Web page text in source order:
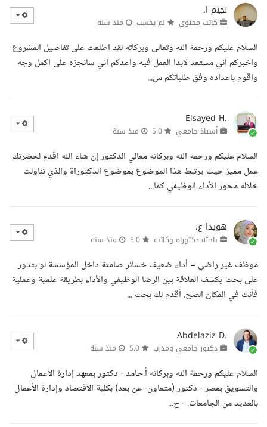
نجيم ا.
كاتب محتوى لم يحسب منذ سنة
السلام عليكم ورحمة الله وتعالى وبركاته لقد اطلعت على تفاصيل المشروع
واخبركم اني مستعد لابدا العمل فيه واعدكم اني سانجزه على اكمل وجه
واقوم باعداده وفق طلباتكم س...
Elsayed H.
أستاذ جامعي منذ سنة
السلام عليكم ورحمه الله وبركاته معالي الدكتور إن شاء الله اقدم لحضرتك
عمل مميز حيث يرتبط هذا الموضوع بموضوع الدكتوراة والذي تناولت
خلاله محور الأداء الوظيفي كما...
هويدا ع.
باحثة دكتوراه وكاتبة منذ سنة
موظف غير راضي = أداء ضعيف خسائر صامتة داخل المؤسسة لو بتدور
على بحث يكشف العلاقة بين الرضا الوظيفي والأداء بطريقة علمية وعملية
فأنت في المكان الصح. أقدم لك بحث ...
Abdelaziz D.
دكتور جامعي ومدرب منذ سنة
السلام عليكم ورحمة الله وبركاته أ.حامد - دكتور بمعهد إدارة الأعمال
والتسويق بمصر - دكتور (متعاون- عن بعد) بكلية الاقتصاد وإدارة الأعمال
بالعديد من الجامعات. - ح...